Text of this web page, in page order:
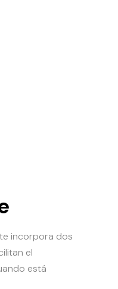
incorpora dos
el
está